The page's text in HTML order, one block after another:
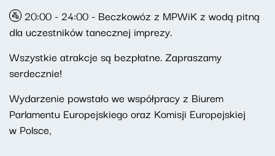
🚰 20:00 - 24:00 - Beczkowóz z MPWiK z wodą pitną
dla uczestników tanecznej imprezy.
Wszystkie atrakcje są bezpłatne. Zapraszamy
serdecznie!
Wydarzenie powstało we współpracy z Biurem
Parlamentu Europejskiego oraz Komisji Europejskiej
w Polsce,